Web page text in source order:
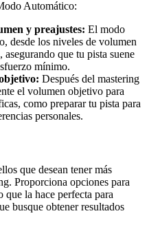
Automático:
y preajustes: El modo
desde los niveles de volumen
asegurando que tu pista suene
mínimo.
Después del mastering
el volumen objetivo para
como preparar tu pista para
personales.
que desean tener más
Proporciona opciones para
que la hace perfecta para
busque obtener resultados